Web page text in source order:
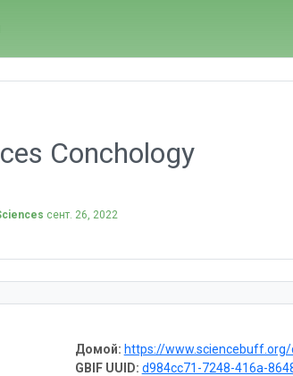
Conchology
сент. 26, 2022
Домой: https://
GBIF UUID: d984cc71-7248-416a-